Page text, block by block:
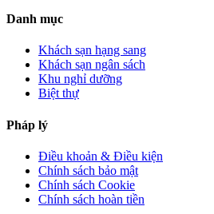
Danh mục
Khách sạn hạng sang
Khách sạn ngân sách
Khu nghỉ dưỡng
Biệt thự
Pháp lý
Điều khoản & Điều kiện
Chính sách bảo mật
Chính sách Cookie
Chính sách hoàn tiền